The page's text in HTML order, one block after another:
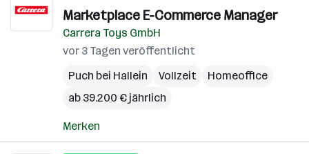
Marketplace E-Commerce Manager
Carrera Toys GmbH
vor 3 Tagen veröffentlicht
Puch bei Hallein
Vollzeit
Homeoffice
ab 39.200 € jährlich
Merken